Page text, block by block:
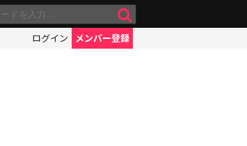
ログイン メンバー登録